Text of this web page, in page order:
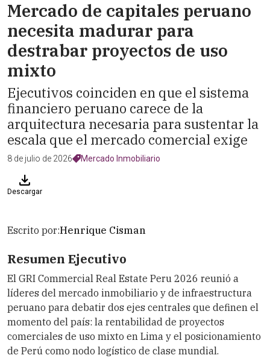
Mercado de capitales peruano
necesita madurar para
destrabar proyectos de uso
mixto
Ejecutivos coinciden en que el sistema
financiero peruano carece de la
arquitectura necesaria para sustentar la
escala que el mercado comercial exige
8 de julio de 2026 Mercado Inmobiliario
Descargar
Escrito por:Henrique Cisman
Resumen Ejecutivo
El GRI Commercial Real Estate Peru 2026 reunió a
líderes del mercado inmobiliario y de infraestructura
peruano para debatir dos ejes centrales que definen el
momento del país: la rentabilidad de proyectos
comerciales de uso mixto en Lima y el posicionamiento
de Perú como nodo logístico de clase mundial.